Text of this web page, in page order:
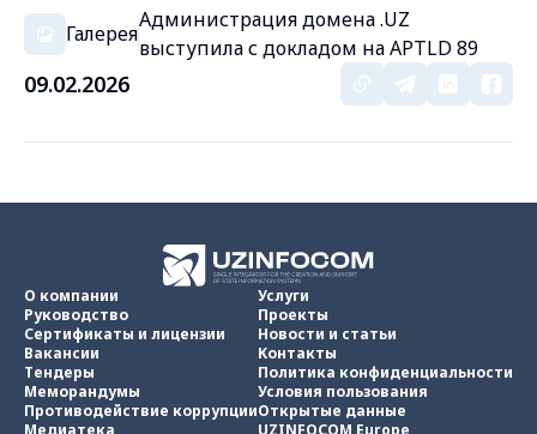
Галерея
Администрация домена .UZ
выступила с докладом на APTLD 89
09.02.2026
О компании
Руководство
Сертификаты и лицензии
Вакансии
Тендеры
Меморандумы
Противодействие коррупции
Услуги
Проекты
Новости и статьи
Контакты
Политика конфиденциальности
Условия пользования
Открытые данные